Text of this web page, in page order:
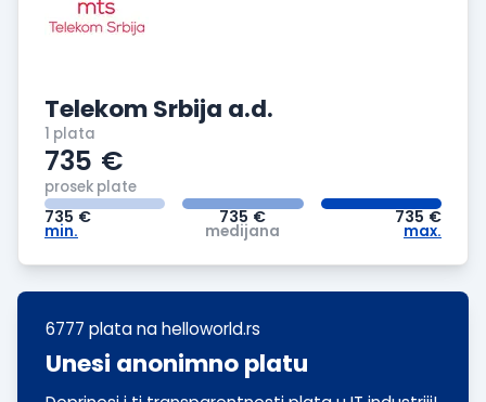
Telekom Srbija a.d.
1 plata
735 €
prosek plate
735 €
min.
735 €
medijana
735 €
max.
6777 platana helloworld.rs
Unesi anonimno platu